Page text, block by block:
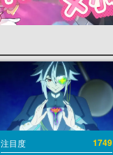
注目度 1749